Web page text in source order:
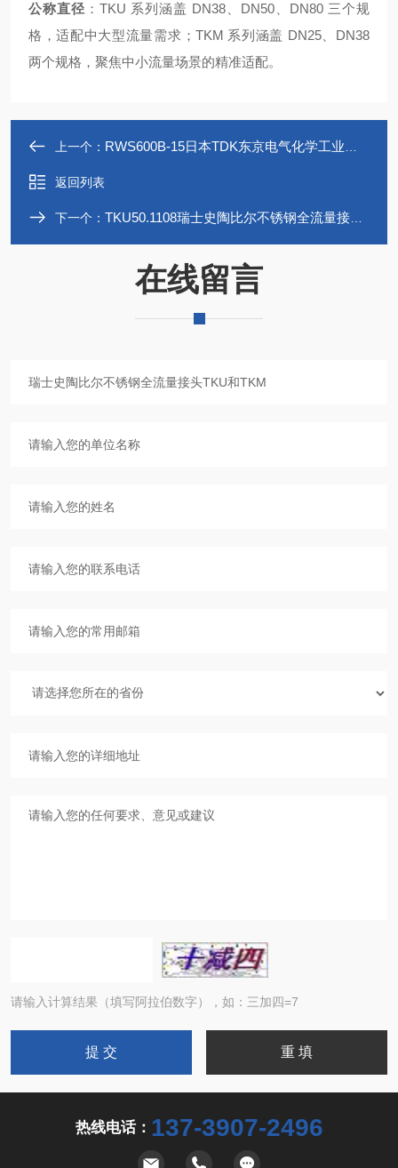
公称直径 ：TKU 系列涵盖 DN38、DN50、DN80 三个规
格，适配中大型流量需求；TKM 系列涵盖 DN25、DN38
两个规格，聚焦中小流量场景的精准适配。
上一个： RWS600B-15日本TDK东京电气化学工业株式社会直流电源
返回列表
下一个： TKU50.1108瑞士史陶比尔不锈钢全流量接头TKU和TKM
在线留言
请输入计算结果（填写阿拉伯数字），如：三加四=7
热线电话： 137-3907-2496